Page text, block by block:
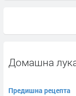
Домашна
Предишна рецепта